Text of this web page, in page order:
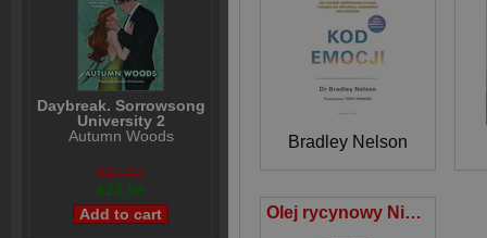
Daybreak. Sorrowsong
University 2
Autumn Woods
$31,01
$23,99
Bradley Nelson
Olej rycynowy Nieznane właściwości lecznicze